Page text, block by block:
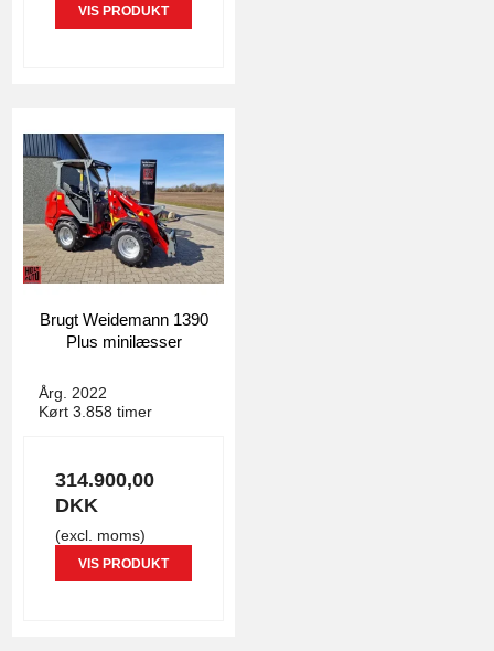
VIS PRODUKT
Brugt Weidemann 1390
Plus minilæsser
Årg. 2022
Kørt 3.858 timer
314.900,00
DKK
(excl. moms)
VIS PRODUKT